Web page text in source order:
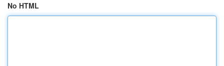
No HTML